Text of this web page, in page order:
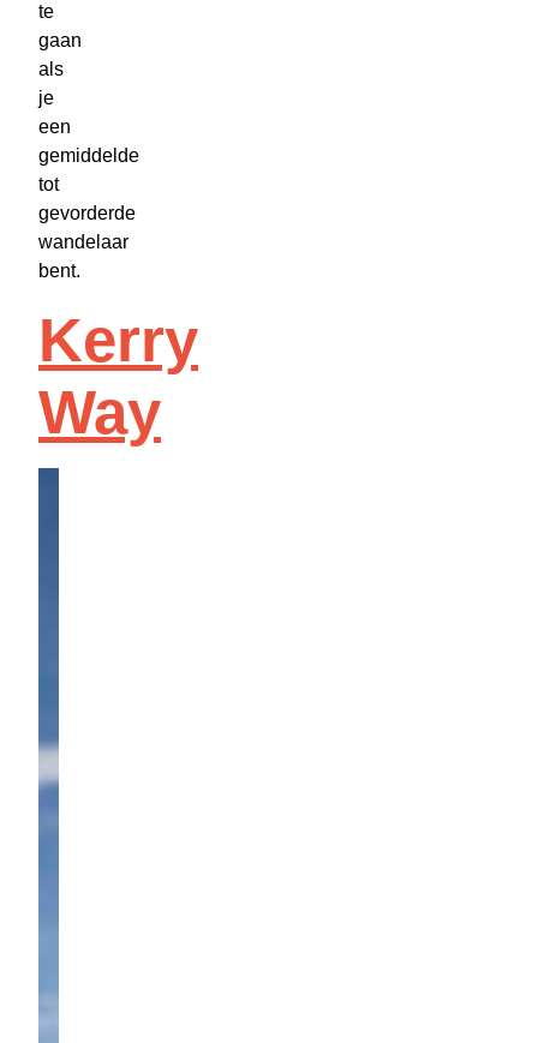
te
gaan
als
je
een
gemiddelde
tot
gevorderde
wandelaar
bent.
Kerry
Way